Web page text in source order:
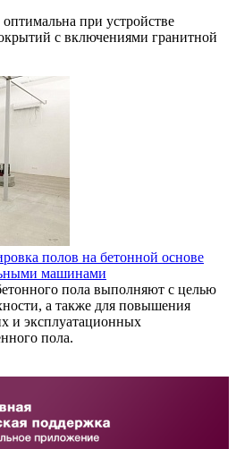
при устройстве
с включениями гранитной
полов на бетонной основе
машинами
пола выполняют с целью
а также для повышения
и эксплуатационных
пола.